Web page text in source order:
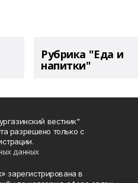
Рубрика "Еда и
напитки"
вестник"
разрешено только с
данных
зарегистрирована в